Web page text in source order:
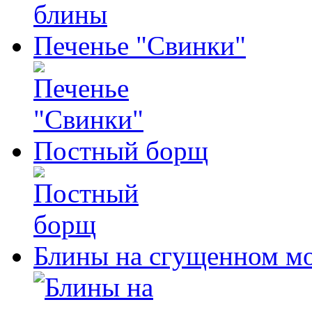
Печенье "Свинки"
Постный борщ
Блины на сгущенном